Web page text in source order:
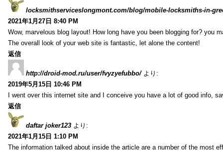
locksmithserviceslongmont.com/blog/mobile-locksmiths-in-
2021年1月27日 8:40 PM
Wow, marvelous blog layout! How long have you been blogging for? you
The overall look of your web site is fantastic, let alone the content!
返信
http://droid-mod.ru/user/fvyzyefubbo/ より:
2019年5月15日 10:46 PM
I went over this internet site and I conceive you have a lot of good info,
返信
daftar joker123 より:
2021年1月15日 1:10 PM
The information talked about inside the article are a number of the most